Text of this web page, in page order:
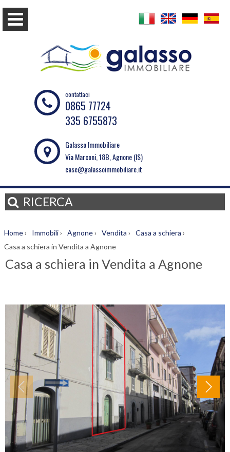
contattaci
0865 77724
335 6755873
Galasso Immobiliare
Via Marconi, 18B, Agnone (IS)
case@galassoimmobiliare.it
RICERCA
Home› Immobili› Agnone› Vendita › Casa a schiera ›
Casa a schiera in Vendita a Agnone
Casa a schiera in Vendita a Agnone